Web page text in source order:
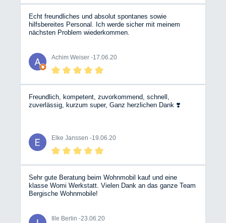
Wechselrichter und der Strom wird nicht alle. Ich bin
super begeistert von den LiFePo4 Batterien, endlich mal
genügend Energie. Meine alten Banner AGM hätten am
eingebaut. Ich bin Ihnen sehr dankbar.
Echt freundliches und absolut spontanes sowie
hilfsbereites Personal. Ich werde sicher mit meinem
nächsten Problem wiederkommen.
Achim Weiser -17.06.20
Freundlich, kompetent, zuvorkommend, schnell,
zuverlässig, kurzum super, Ganz herzlichen Dank ❣️
Elke Janssen -19.06.20
Sehr gute Beratung beim Wohnmobil kauf und eine
klasse Womi Werkstatt. Vielen Dank an das ganze Team
Bergische Wohnmobile!
Ille Berlin -23.06.20